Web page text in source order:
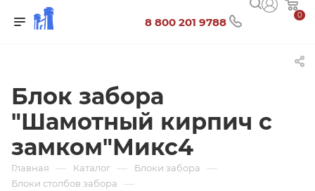
0
8 800 201 9788
Блок забора
"Шамотный кирпич с
замком"Микс4
Главная — Каталог — Блоки забора —
Блоки столбов забора —